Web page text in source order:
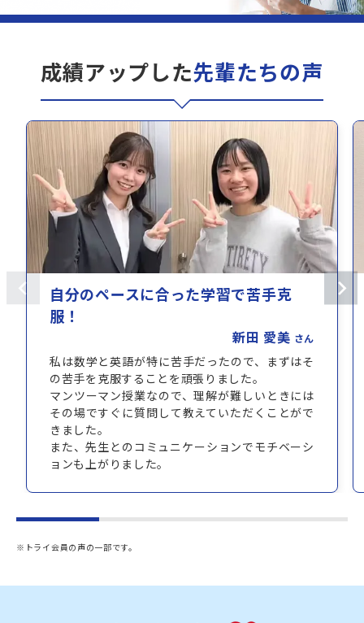
成績アップした先輩たちの声
自分のペースに合った学習で苦手克
服！
新田 愛美 さん
私は数学と英語が特に苦手だったので、まずはそ
の苦手を克服することを頑張りました。
マンツーマン授業なので、理解が難しいときには
その場ですぐに質問して教えていただくことがで
きました。
また、先生とのコミュニケーションでモチベーシ
ョンも上がりました。
※トライ会員の声の一部です。